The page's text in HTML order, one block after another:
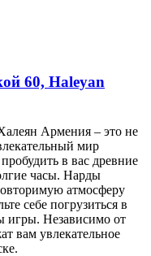
60, Haleyan
Армения – это не
мир
в вас древние
часы. Нарды
атмосферу
себе погрузиться в
игры. Независимо от
вам увлекательное